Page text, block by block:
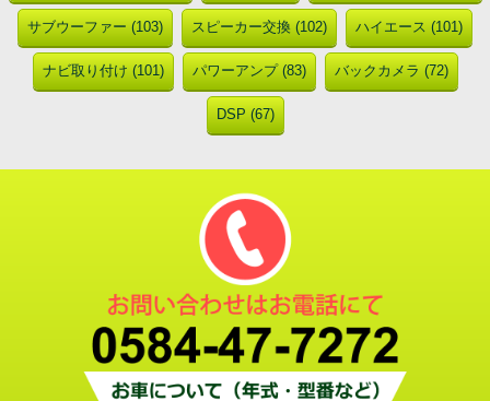
サブウーファー (103) スピーカー交換 (102) ハイエース (101)
ナビ取り付け (101) パワーアンプ (83) バックカメラ (72)
DSP (67)